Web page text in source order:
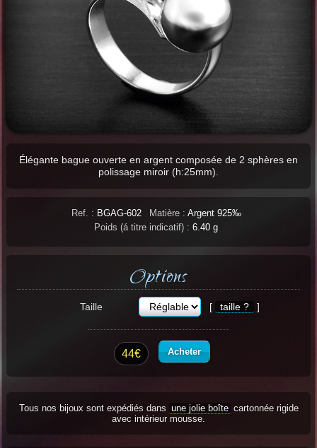
Élégante bague ouverte en argent composée de 2 sphères en
polissage miroir (h:25mm).
Ref. : BGAG-602 Matière : Argent 925‰
Poids (á titre indicatif) : 6.40 g
Options
Taille [ taille ? ]
44€ Acheter
Tous nos bijoux sont expédiés dans une jolie boîte cartonnée rigide
avec intérieur mousse.